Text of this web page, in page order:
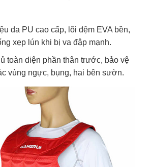
da PU cao cấp, lõi đệm EVA bền,
xẹp lún khi bị va đập mạnh.
toàn diện phần thân trước, bảo vệ
vùng ngực, bụng, hai bên sườn.